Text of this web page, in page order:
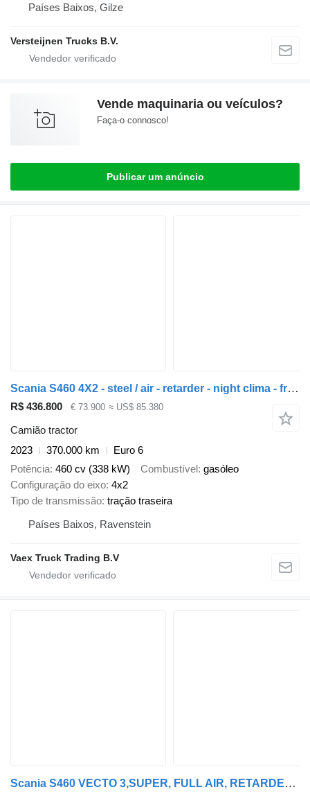
Países Baixos, Gilze
Versteijnen Trucks B.V.
Vende maquinaria ou veículos?
Faça-o connosco!
Publicar um anúncio
Scania S460 4X2 - steel / air - retarder - night clima - fridge
R$ 436.800 € 73.900 ≈ US$ 85.380
Camião tractor
2023
370.000 km
Euro 6
Potência 460 cv (338 kW) Combustível gasóleo
Configuração do eixo 4x2
Tipo de transmissão tração traseira
Países Baixos, Ravenstein
Vaex Truck Trading B.V
Scania S460 VECTO 3,SUPER, FULL AIR, RETARDER, 7366 ENGINE HOURS, PARKI